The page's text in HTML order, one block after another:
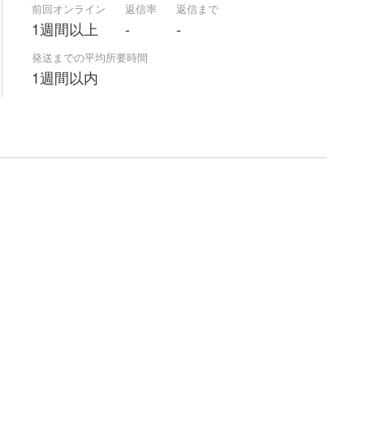
前回オンライン
1週間以上
返信率
-
返信まで
-
発送までの平均所要時間
1週間以内